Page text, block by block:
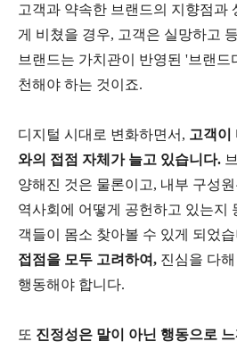
고객과 약속한 브랜드의 지향점과
게 비쳤을 경우, 고객은 실망하고
브랜드는 가치관이 반영된 '브랜드
천해야 하는 것이죠.
디지털 시대로 변화하면서, 고객이
와의 접점 자체가 늘고 있습니다.
양해진 것은 물론이고, 내부 구성
역사회에 어떻게 공헌하고 있는지
객들이 몸소 찾아볼 수 있게 되었습
접점을 모두 고려하여, 진심을 다
행동해야 합니다.
또 진정성은 말이 아닌 행동으로